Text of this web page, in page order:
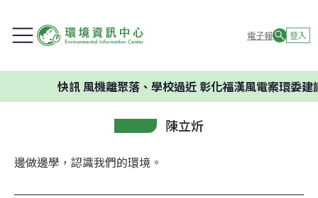
電子報 登入
風機離聚落、學校過近 彰化福漢風電案環委建議不應開
陳立炘
邊做邊學，認識我們的環境。